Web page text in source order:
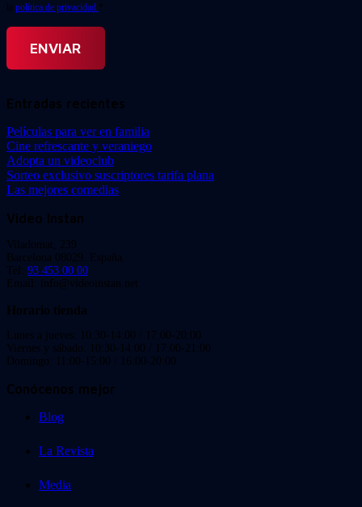
la política de privacidad. *
Entradas recientes
Películas para ver en familia
Cine refrescante y veraniego
Adopta un videoclub
Sorteo exclusivo suscriptores tarifa plana
Las mejores comedias
Video Instan
Viladomat, 239
Barcelona 08029. España.
Tel: 93 453 00 00
Email: info@videoinstan.net
Horario tienda
Lunes a jueves: 10:30-14:00 / 17:00-20:00
Viernes y sábado: 10:30-14:00 / 17:00-21:00
Domingo: 11:00-15:00 / 16:00-20:00
Conócenos mejor
Blog
La Revista
Media